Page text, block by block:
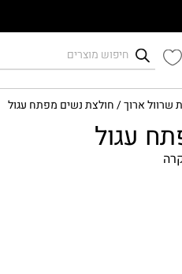
שרוול ארוך/ חולצת נשים מפתח עגול
עגול